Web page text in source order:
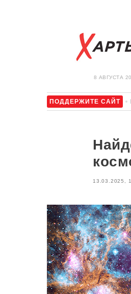
8 АВГУСТА
ПОДДЕРЖИТЕ САЙТ
13.03.2025,